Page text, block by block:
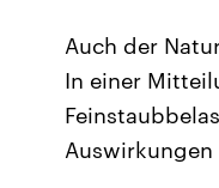
Auch der
In einer
Auswirkungen